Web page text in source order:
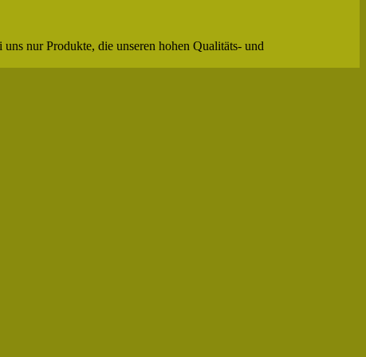
nur Produkte, die unseren hohen Qualitäts- und